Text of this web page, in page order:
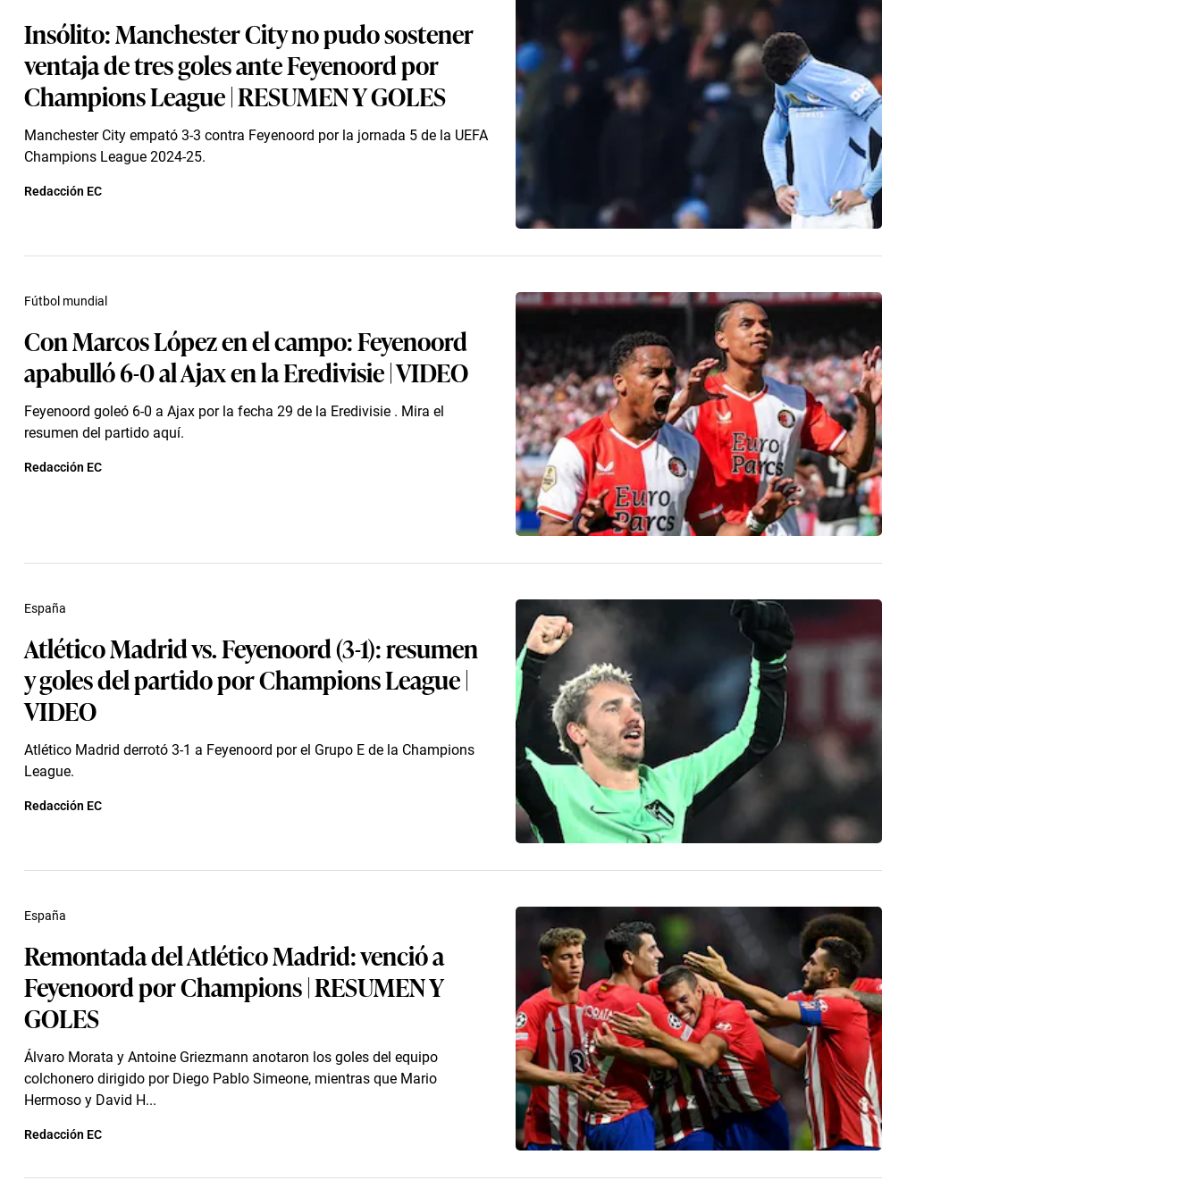
Insólito: Manchester City no pudo sostener
ventaja de tres goles ante Feyenoord por
Champions League | RESUMEN Y GOLES
Manchester City empató 3-3 contra Feyenoord por la jornada 5 de la UEFA
Champions League 2024-25.
Redacción EC
Con Marcos López en el campo: Feyenoord
apabulló 6-0 al Ajax en la Eredivisie | VIDEO
Feyenoord goleó 6-0 a Ajax por la fecha 29 de la Eredivisie . Mira el
resumen del partido aquí.
Fútbol mundial
Redacción EC
Atlético Madrid vs. Feyenoord (3-1): resumen
y goles del partido por Champions League |
VIDEO
Atlético Madrid derrotó 3-1 a Feyenoord por el Grupo E de la Champions
League.
España
Redacción EC
Remontada del Atlético Madrid: venció a
Feyenoord por Champions | RESUMEN Y
GOLES
Álvaro Morata y Antoine Griezmann anotaron los goles del equipo
colchonero dirigido por Diego Pablo Simeone, mientras que Mario
Hermoso y David H...
España
Redacción EC